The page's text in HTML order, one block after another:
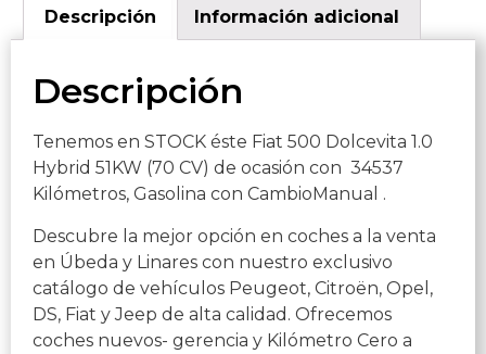
Descripción Información adicional
Descripción
Tenemos en STOCK éste Fiat 500 Dolcevita 1.0
Hybrid 51KW (70 CV) de ocasión con 34537
Kilómetros, Gasolina con CambioManual .
Descubre la mejor opción en coches a la venta
en Úbeda y Linares con nuestro exclusivo
catálogo de vehículos Peugeot, Citroën, Opel,
DS, Fiat y Jeep de alta calidad. Ofrecemos
coches nuevos- gerencia y Kilómetro Cero a